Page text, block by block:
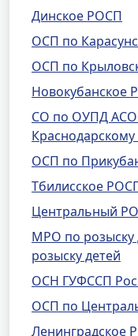
Динское РОСП
ОСП по
ОСП по
Новокубанское
СО по ОУПД
ОСП по
Тбилисское
Центральный
МРО по розыску
розыску детей
ОСН ГУФССП
ОСП по
Ленинградское